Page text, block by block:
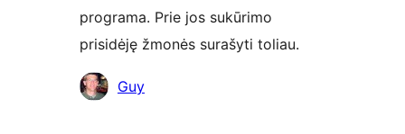
programa. Prie jos sukūrimo
prisidėję žmonės surašyti toliau.
AutoriaiGuy